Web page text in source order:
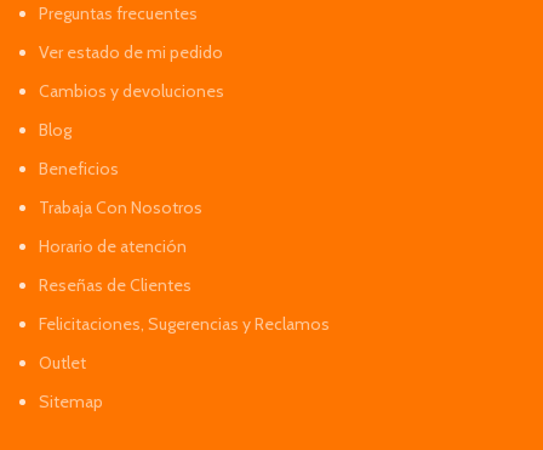
Preguntas frecuentes
Ver estado de mi pedido
Cambios y devoluciones
Blog
Beneficios
Trabaja Con Nosotros
Horario de atención
Reseñas de Clientes
Felicitaciones, Sugerencias y Reclamos
Outlet
Sitemap